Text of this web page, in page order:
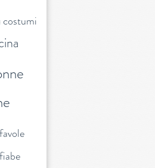
costumi
favole
fiabe